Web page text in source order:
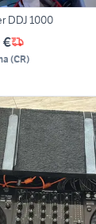
DDJ 1000
€
(CR)